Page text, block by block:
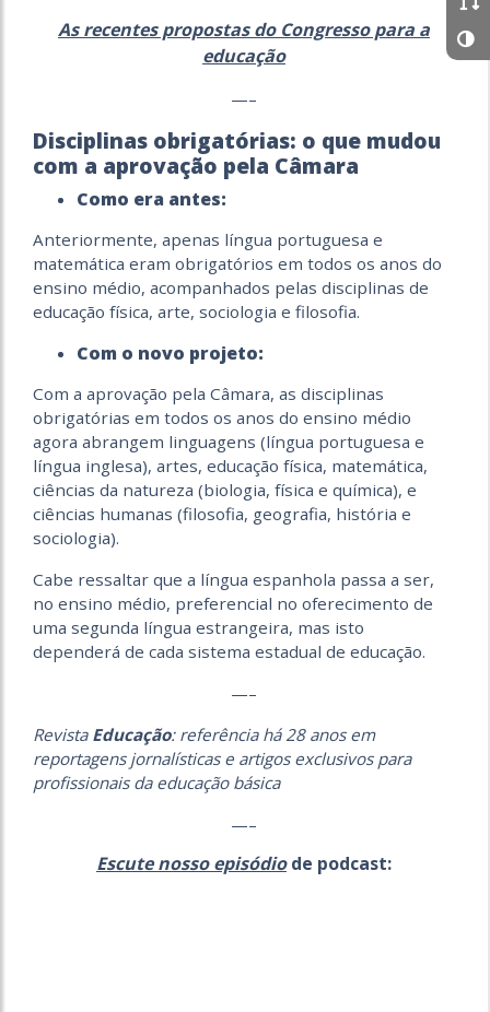
As recentes propostas do Congresso para a
educação
—–
Disciplinas obrigatórias: o que mudou
com a aprovação pela Câmara
Como era antes:
Anteriormente, apenas língua portuguesa e
matemática eram obrigatórios em todos os anos do
ensino médio, acompanhados pelas disciplinas de
educação física, arte, sociologia e filosofia.
Com o novo projeto:
Com a aprovação pela Câmara, as disciplinas
obrigatórias em todos os anos do ensino médio
agora abrangem linguagens (língua portuguesa e
língua inglesa), artes, educação física, matemática,
ciências da natureza (biologia, física e química), e
ciências humanas (filosofia, geografia, história e
sociologia).
‎Cabe ressaltar que a língua espanhola passa a ser,
no ensino médio, preferencial no oferecimento de
uma segunda língua estrangeira, mas isto
dependerá de cada sistema estadual de educação.
—–
Revista Educação: referência há 28 anos em
reportagens jornalísticas e artigos exclusivos para
profissionais da educação básica
—–
Escute nosso episódiode podcast: